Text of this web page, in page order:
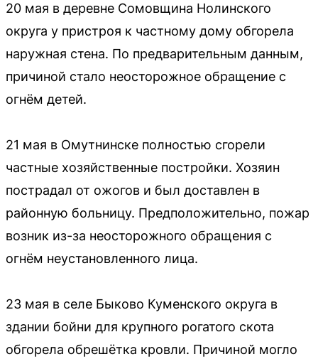
20 мая в деревне Сомовщина Нолинского
округа у пристроя к частному дому обгорела
наружная стена. По предварительным данным,
причиной стало неосторожное обращение с
огнём детей.
21 мая в Омутнинске полностью сгорели
частные хозяйственные постройки. Хозяин
пострадал от ожогов и был доставлен в
районную больницу. Предположительно, пожар
возник из-за неосторожного обращения с
огнём неустановленного лица.
23 мая в селе Быково Куменского округа в
здании бойни для крупного рогатого скота
обгорела обрешётка кровли. Причиной могло